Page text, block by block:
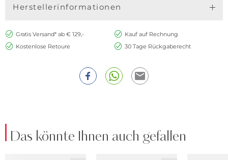
Herstellerinformationen
Gratis Versand* ab € 129,-
Kauf auf Rechnung
Kostenlose Retoure
30 Tage Rückgaberecht
Das könnte Ihnen auch gefallen